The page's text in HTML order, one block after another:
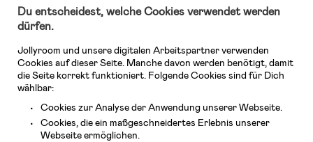
Auf Lager
Du entscheidest, welche Cookies verwendet werden
dürfen.
Jollyroom und unsere digitalen Arbeitspartner verwenden
Cookies auf dieser Seite. Manche davon werden benötigt, damit
die Seite korrekt funktioniert. Folgende Cookies sind für Dich
wählbar:
Cookies zur Analyse der Anwendung unserer Webseite.
Cookies, die ein maßgeschneidertes Erlebnis unserer
Webseite ermöglichen.